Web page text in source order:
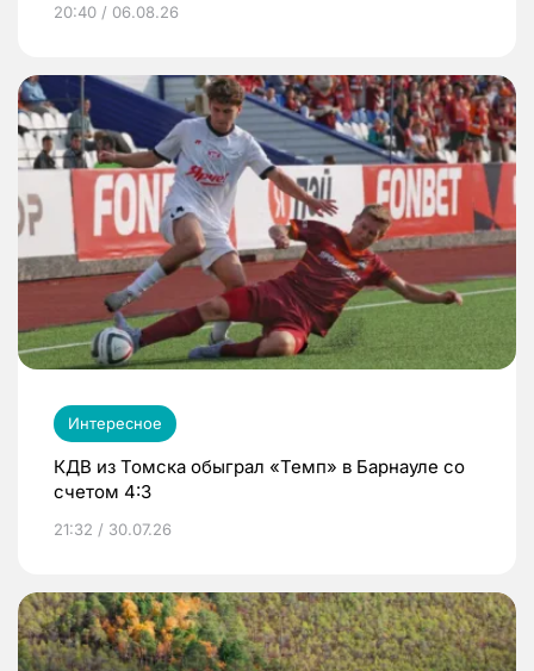
20:40 / 06.08.26
Интересное
КДВ из Томска обыграл «Темп» в Барнауле со
счетом 4:3
21:32 / 30.07.26